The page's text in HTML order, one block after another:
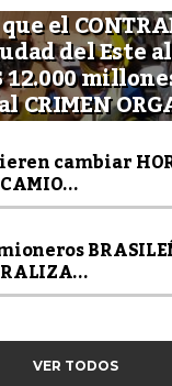
el
del Este
12.000
CRIMEN
cambiar
VER TODOS